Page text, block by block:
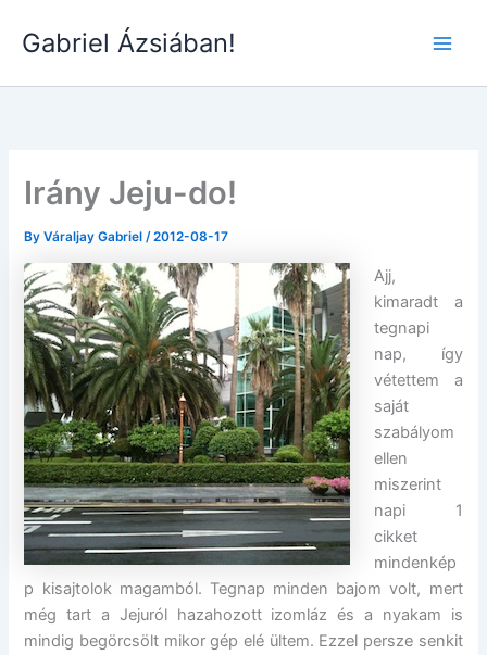
Gabriel Ázsiában!
Irány Jeju-do!
ByVáraljay Gabriel/2012-08-17
Ajj,
kimaradt a
tegnapi
nap, így
vétettem a
saját
szabályom
ellen
miszerint
napi 1
cikket
mindenkép
p kisajtolok magamból. Tegnap minden bajom volt, mert
még tart a Jejuról hazahozott izomláz és a nyakam is
mindig begörcsölt mikor gép elé ültem. Ezzel persze senkit